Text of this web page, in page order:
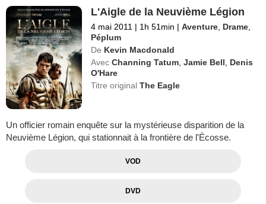
L'Aigle de la Neuvième Légion
4 mai 2011 | 1h 51min | Aventure Drame
Péplum
De Kevin Macdonald
Avec Channing Tatum ,Jamie Bell
Denis
O'Hare
Titre originalThe Eagle
Un officier romain enquête sur la mystérieuse disparition de la
Neuvième Légion, qui stationnait à la frontière de l'Écosse.
VOD
DVD